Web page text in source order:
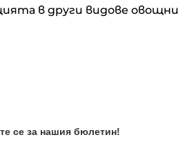
в други видове овощни